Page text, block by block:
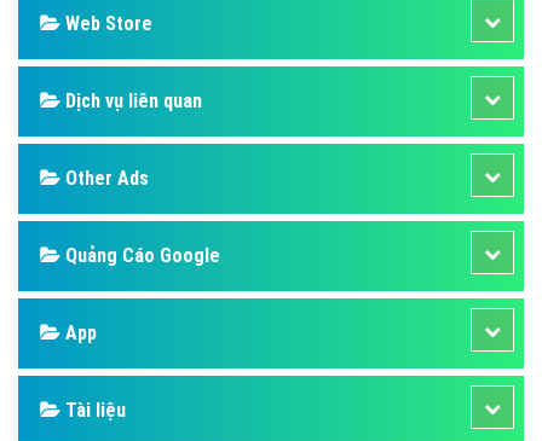
Web Store
Dịch vụ liên quan
Other Ads
Quảng Cáo Google
App
Tài liệu